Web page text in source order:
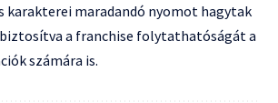
karakterei maradandó nyomot hagytak
a franchise folytathatóságát a
számára is.